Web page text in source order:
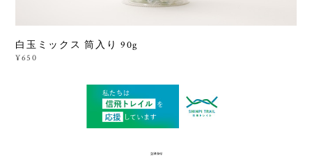
白玉ミックス 筒入り 90g
¥650